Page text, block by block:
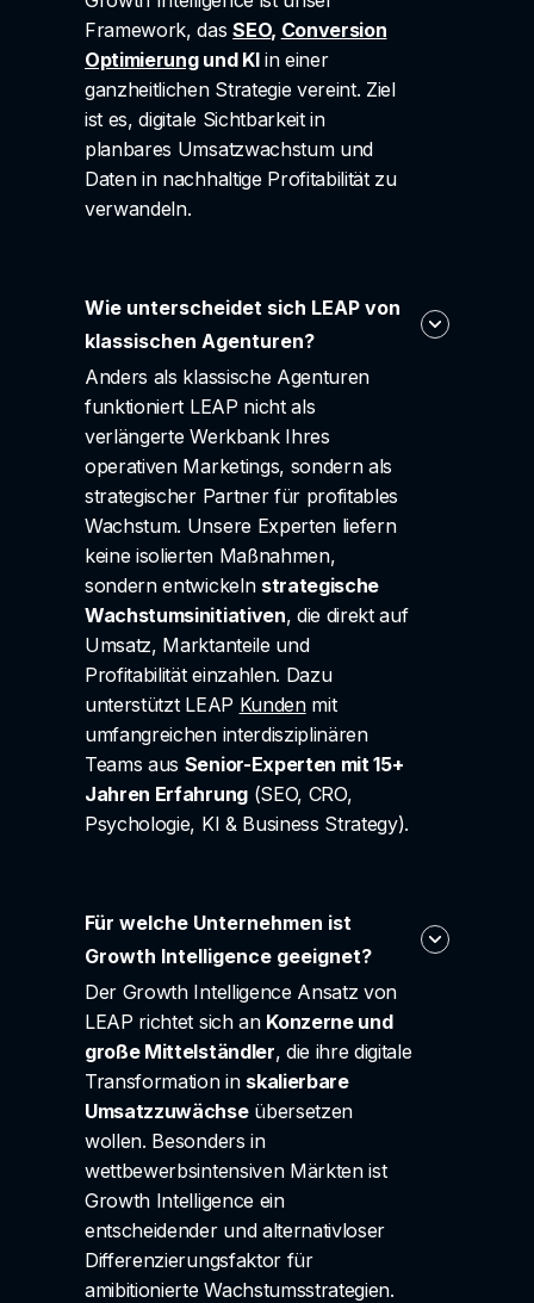
Framework, dasSEO, Conversion
Optimierungund KIin einer
ganzheitlichen Strategie vereint. Ziel
ist es, digitale Sichtbarkeit in
planbares Umsatzwachstum und
Daten in nachhaltige Profitabilität zu
verwandeln.
Wie unterscheidet sich LEAP von
klassischen Agenturen?
Anders als klassische Agenturen
funktioniert LEAP nicht als
verlängerte Werkbank Ihres
operativen Marketings, sondern als
strategischer Partner für profitables
Wachstum. Unsere Experten liefern
keine isolierten Maßnahmen,
sondern entwickeln strategische
Wachstumsinitiativen, die direkt auf
Umsatz, Marktanteile und
Profitabilität einzahlen. Dazu
unterstützt LEAP Kundenmit
umfangreichen interdisziplinären
Teams aus Senior-Experten mit 15+
Jahren Erfahrung(SEO, CRO,
Psychologie, KI & Business Strategy).
Für welche Unternehmen ist
Growth Intelligence geeignet?
Der Growth Intelligence Ansatz von
LEAP richtet sich an Konzerne und
große Mittelständler, die ihre digitale
Transformation in skalierbare
Umsatzzuwächseübersetzen
wollen. Besonders in
wettbewerbsintensiven Märkten ist
Growth Intelligence ein
entscheidender und alternativloser
Differenzierungsfaktor für
amibitionierte Wachstumsstrategien.